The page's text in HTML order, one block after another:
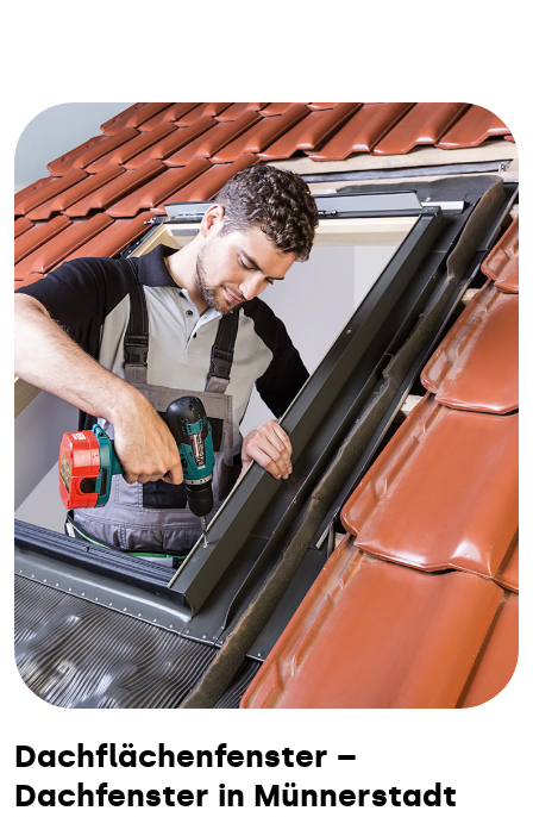
Dachflächenfenster –
Dachfenster in Münnerstadt